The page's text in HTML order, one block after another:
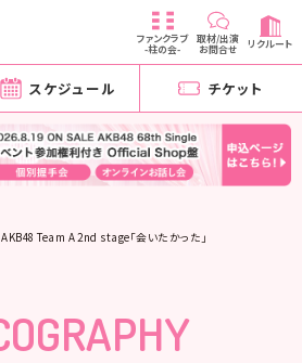
ファンクラブ
-柱の会-
取材/出演
お問合せ リクルート
スケジュール チケット
AKB48 Team A 2nd stage「会いたかった」